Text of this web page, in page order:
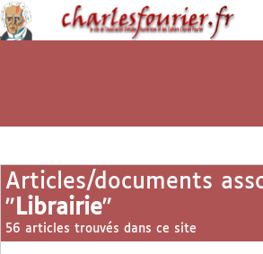
Articles/documents
" Librairie"
56 articles trouvés dans ce site